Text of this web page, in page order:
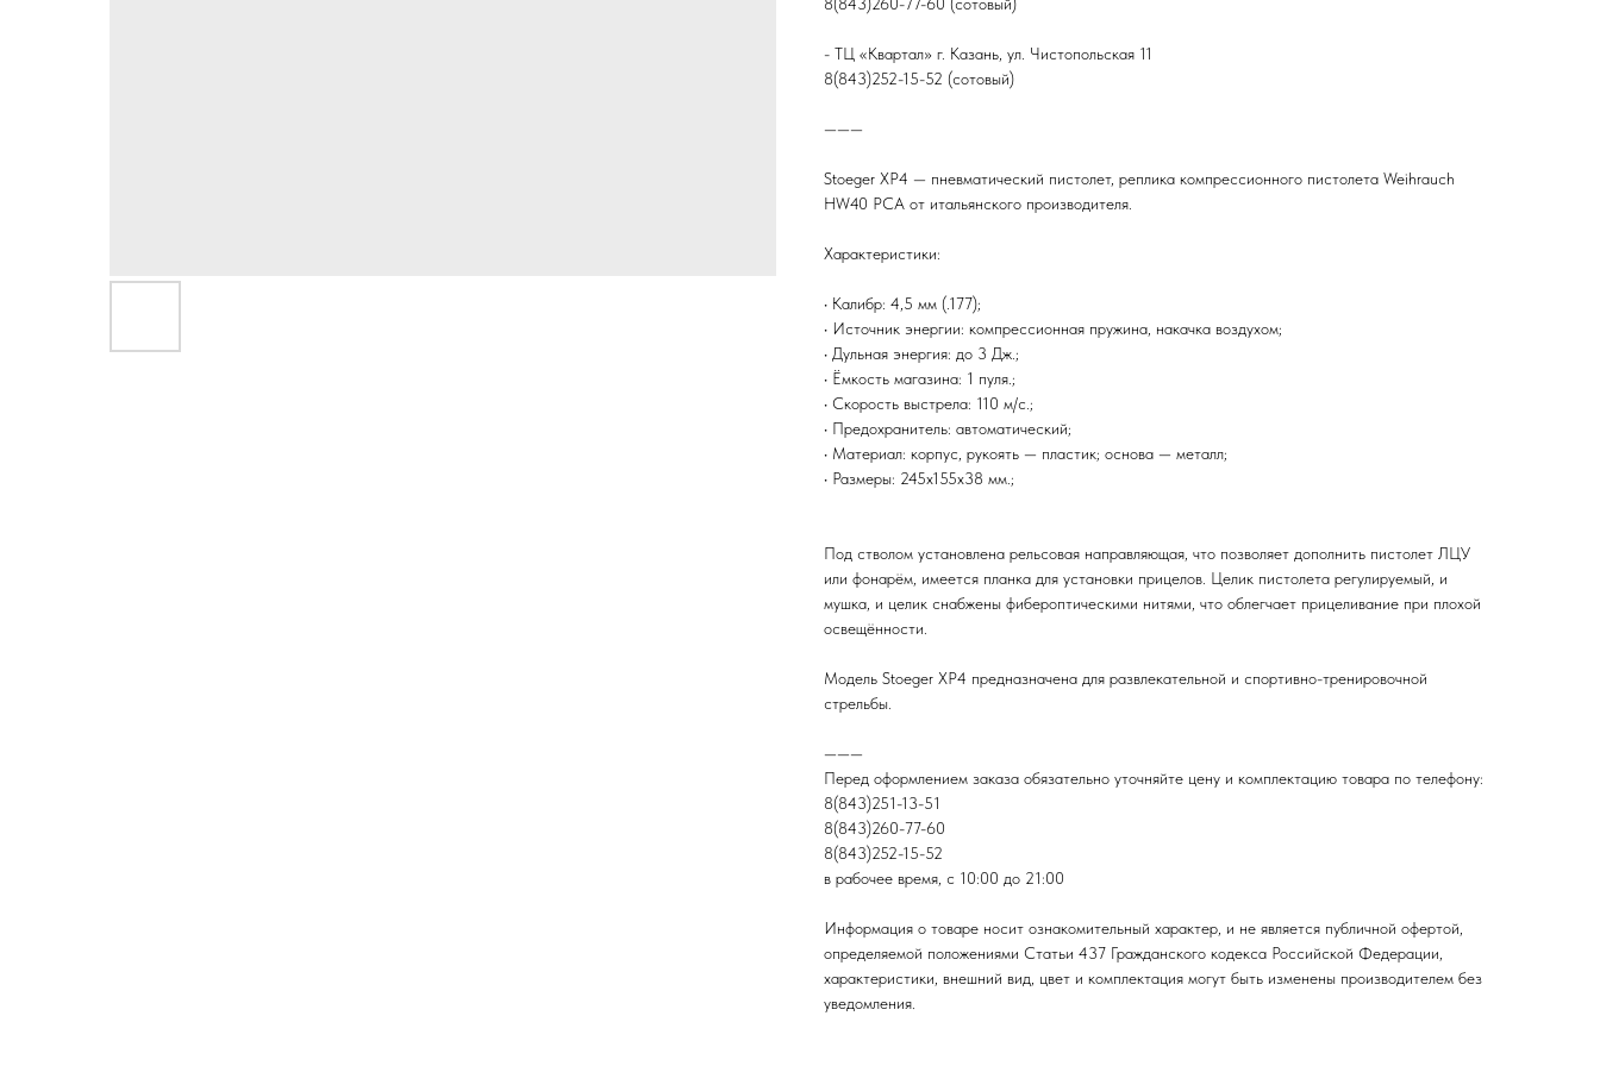
- ТЦ «Квартал» г. Казань, ул. Чистопольская 11
8(843)252-15-52 (сотовый)
———
Stoeger XP4 — пневматический пистолет, реплика компрессионного пистолета Weihrauch
HW40 PCA от итальянского производителя.
Характеристики:
• Калибр: 4,5 мм (.177);
• Источник энергии: компрессионная пружина, накачка воздухом;
• Дульная энергия: до 3 Дж.;
• Ёмкость магазина: 1 пуля.;
• Скорость выстрела: 110 м/с.;
• Предохранитель: автоматический;
• Материал: корпус, рукоять — пластик; основа — металл;
• Размеры: 245х155х38 мм.;
Под стволом установлена рельсовая направляющая, что позволяет дополнить пистолет ЛЦУ
или фонарём, имеется планка для установки прицелов. Целик пистолета регулируемый, и
мушка, и целик снабжены фибероптическими нитями, что облегчает прицеливание при плохой
освещённости.
Модель Stoeger XP4 предназначена для развлекательной и спортивно-тренировочной
стрельбы.
———
Перед оформлением заказа обязательно уточняйте цену и комплектацию товара по телефону:
8(843)251-13-51
8(843)260-77-60
8(843)252-15-52
в рабочее время, с 10:00 до 21:00
Информация о товаре носит ознакомительный характер, и не является публичной офертой,
определяемой положениями Статьи 437 Гражданского кодекса Российской Федерации,
характеристики, внешний вид, цвет и комплектация могут быть изменены производителем без
уведомления.